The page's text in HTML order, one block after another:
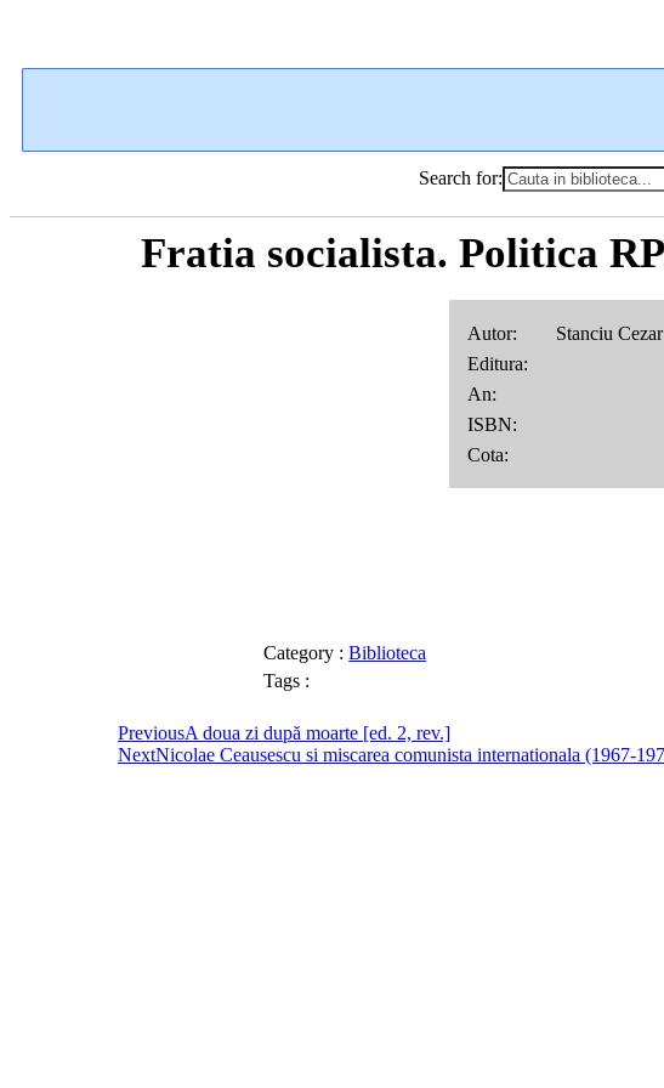
Search for:
Fratia socialista. Politica
Autor: Stanciu Cezar
Editura:
An:
ISBN:
Cota:
Category : Biblioteca
Tags :
PreviousA doua zi după moarte [ed. 2, rev.]
NextNicolae Ceausescu si miscarea comunista internationala (1967-